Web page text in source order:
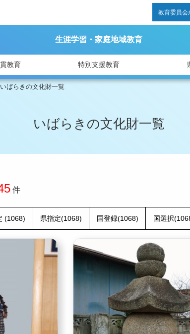
教育委員会
生涯学習・家庭地域教育
教育 特別支援教育
いばらきの文化財一覧
いばらきの文化財一覧
件
(1068) 県指定(1068) 国登録(1068) 国選択